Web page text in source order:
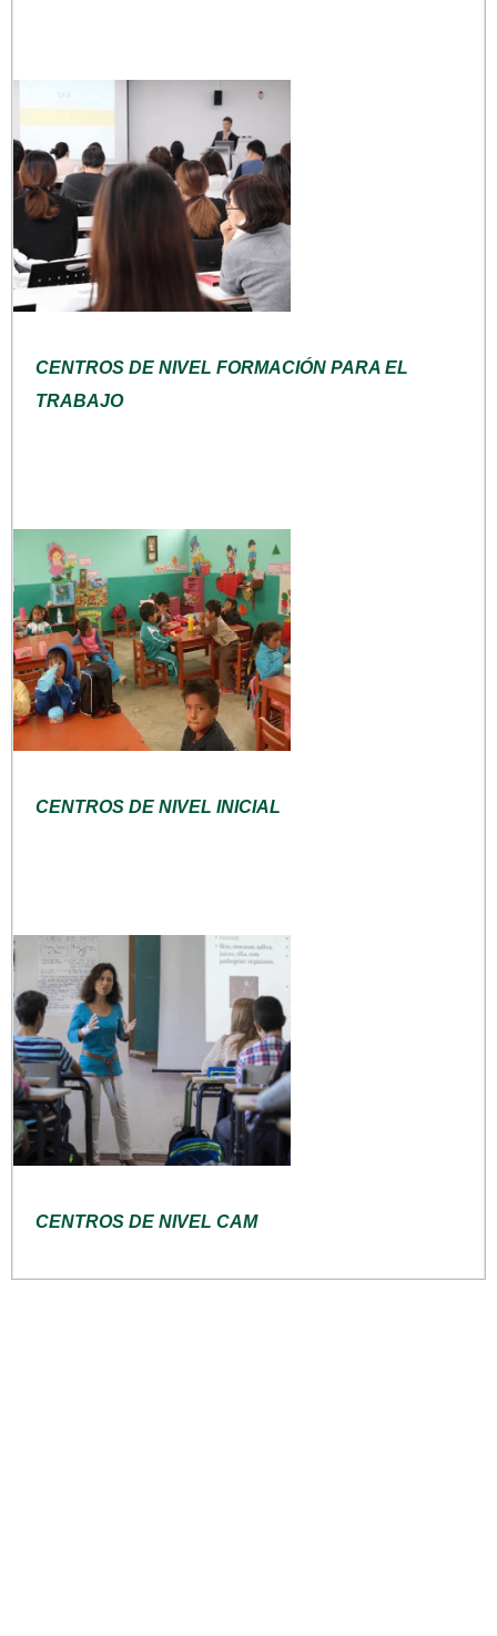
CENTROS DE NIVEL FORMACIÓN PARA EL
TRABAJO
CENTROS DE NIVEL INICIAL
CENTROS DE NIVEL CAM